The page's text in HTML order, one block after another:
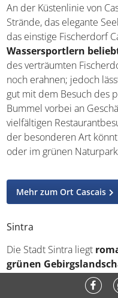
An der Küstenlinie von
Strände, das elegante
das einstige Fischerdorf
Wassersportlern
des verträumten
noch erahnen; jedoch
gut mit dem Besuch des
Bummel vorbei an
vielfältigen
der besonderen Art
oder im grünen
Mehr zum Ort Cascais
Sintra
Die Stadt Sintra liegt
grünen
Lissabon entfernt.
Altstadt mit ihren